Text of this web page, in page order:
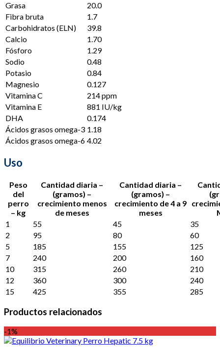
Grasa
20.0
Fibra bruta
1.7
Carbohidratos (ELN)
39.8
Calcio
1.70
Fósforo
1.29
Sodio
0.48
Potasio
0.84
Magnesio
0.127
Vitamina C
214 ppm
Vitamina E
881 IU/kg
DHA
0.174
Ácidos grasos omega-3 1.18
Ácidos grasos omega-6 4.02
Uso
Peso
del
perro
– kg
Cantidad diaria –
(gramos) –
crecimiento menos
de meses
Cantidad diaria –
(gramos) –
crecimiento de 4 a 9
meses
1
55 45
35
2
95 80
60
5
185 155
125
7
240 200
160
10
315 260
210
12
360 300
240
15
425 355 285
Productos relacionados
-1%